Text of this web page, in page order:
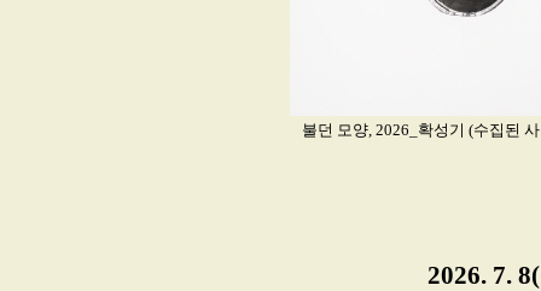
불던 모양, 2026_확성기 (수집된
2026. 7.